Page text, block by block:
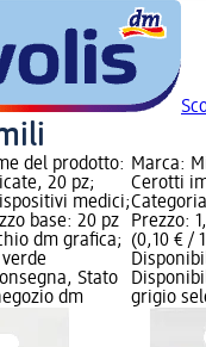
del prodotto:
20 pz;
medici;
base: 20 pz
dm grafica;
Stato
dm
Marca:
Cerotti
Prezzo:
(0,10 € /
grigio